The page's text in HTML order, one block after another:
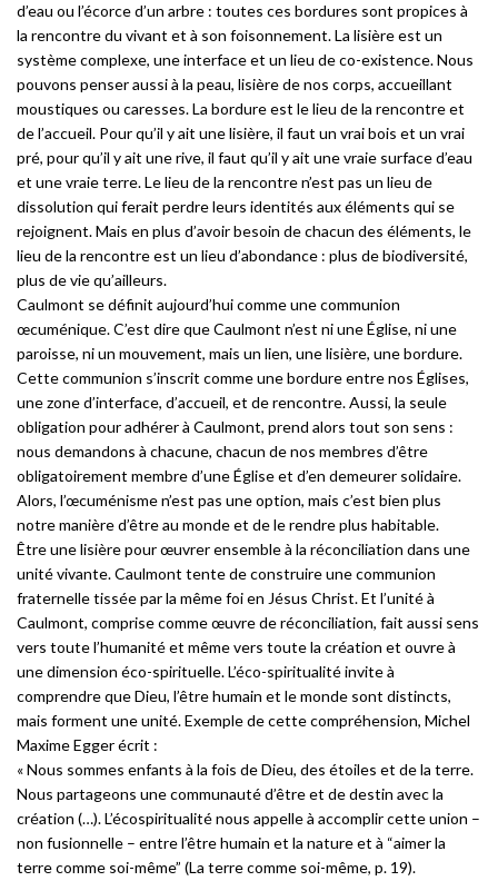
d’eau ou l’écorce d’un arbre : toutes ces bordures sont propices à
la rencontre du vivant et à son foisonnement. La lisière est un
système complexe, une interface et un lieu de co-existence. Nous
pouvons penser aussi à la peau, lisière de nos corps, accueillant
moustiques ou caresses. La bordure est le lieu de la rencontre et
de l’accueil. Pour qu’il y ait une lisière, il faut un vrai bois et un vrai
pré, pour qu’il y ait une rive, il faut qu’il y ait une vraie surface d’eau
et une vraie terre. Le lieu de la rencontre n’est pas un lieu de
dissolution qui ferait perdre leurs identités aux éléments qui se
rejoignent. Mais en plus d’avoir besoin de chacun des éléments, le
lieu de la rencontre est un lieu d’abondance : plus de biodiversité,
plus de vie qu’ailleurs.
Caulmont se définit aujourd’hui comme une communion
œcuménique. C’est dire que Caulmont n’est ni une Église, ni une
paroisse, ni un mouvement, mais un lien, une lisière, une bordure.
Cette communion s’inscrit comme une bordure entre nos Églises,
une zone d’interface, d’accueil, et de rencontre. Aussi, la seule
obligation pour adhérer à Caulmont, prend alors tout son sens :
nous demandons à chacune, chacun de nos membres d’être
obligatoirement membre d’une Église et d’en demeurer solidaire.
Alors, l’œcuménisme n’est pas une option, mais c’est bien plus
notre manière d’être au monde et de le rendre plus habitable.
Être une lisière pour œuvrer ensemble à la réconciliation dans une
unité vivante. Caulmont tente de construire une communion
fraternelle tissée par la même foi en Jésus Christ. Et l’unité à
Caulmont, comprise comme œuvre de réconciliation, fait aussi sens
vers toute l’humanité et même vers toute la création et ouvre à
une dimension éco-spirituelle. L’éco-spiritualité invite à
comprendre que Dieu, l’être humain et le monde sont distincts,
mais forment une unité. Exemple de cette compréhension, Michel
Maxime Egger écrit :
« Nous sommes enfants à la fois de Dieu, des étoiles et de la terre.
Nous partageons une communauté d’être et de destin avec la
création (…). L’écospiritualité nous appelle à accomplir cette union –
non fusionnelle – entre l’être humain et la nature et à “aimer la
terre comme soi-même” (La terre comme soi-même, p. 19).